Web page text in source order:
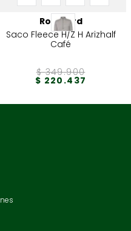
Rockford
Saco Fleece H/Z H Arizhalf
Café
$ 349.900
$ 220 .437